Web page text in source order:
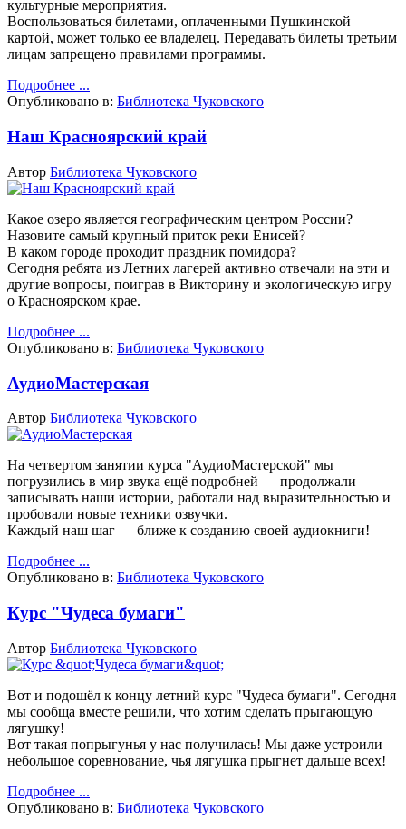
культурные мероприятия.
Воспользоваться билетами, оплаченными Пушкинской
картой, может только ее владелец. Передавать билеты третьим
лицам запрещено правилами программы.
Подробнее ...
Опубликовано в: Библиотека Чуковского
Наш Красноярский край
Автор Библиотека Чуковского
Какое озеро является географическим центром России?
Назовите самый крупный приток реки Енисей?
В каком городе проходит праздник помидора?
Сегодня ребята из Летних лагерей активно отвечали на эти и
другие вопросы, поиграв в Викторину и экологическую игру
о Красноярском крае.
Подробнее ...
Опубликовано в: Библиотека Чуковского
АудиоМастерская
Автор Библиотека Чуковского
На четвертом занятии курса "АудиоМастерской" мы
погрузились в мир звука ещё подробней — продолжали
записывать наши истории, работали над выразительностью и
пробовали новые техники озвучки.
Каждый наш шаг — ближе к созданию своей аудиокниги!
Подробнее ...
Опубликовано в: Библиотека Чуковского
Курс "Чудеса бумаги"
Автор Библиотека Чуковского
Вот и подошёл к концу летний курс "Чудеса бумаги". Сегодня
мы сообща вместе решили, что хотим сделать прыгающую
лягушку!
Вот такая попрыгунья у нас получилась! Мы даже устроили
небольшое соревнование, чья лягушка прыгнет дальше всех!
Подробнее ...
Опубликовано в: Библиотека Чуковского